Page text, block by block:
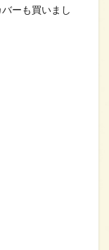
ーも買いまし